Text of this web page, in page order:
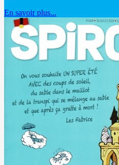
En savoir plus...